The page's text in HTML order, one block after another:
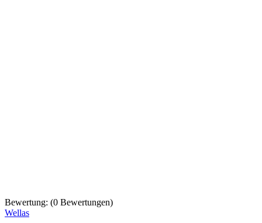
Bewertung: (0 Bewertungen)
Wellas